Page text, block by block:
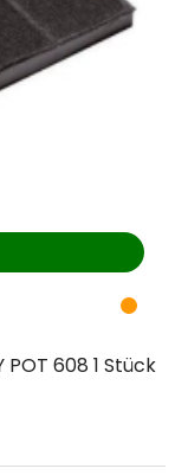
608 1 Stück